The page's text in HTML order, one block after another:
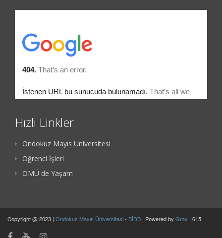
Hızlı Linkler
Ondokuz Mayıs Üniversitesi
Öğrenci İşleri
OMÜ de Yaşam
Copyright @ 2023 | Ondokuz Mayıs Üniversitesi- BİDB | Powered by Grav | 615